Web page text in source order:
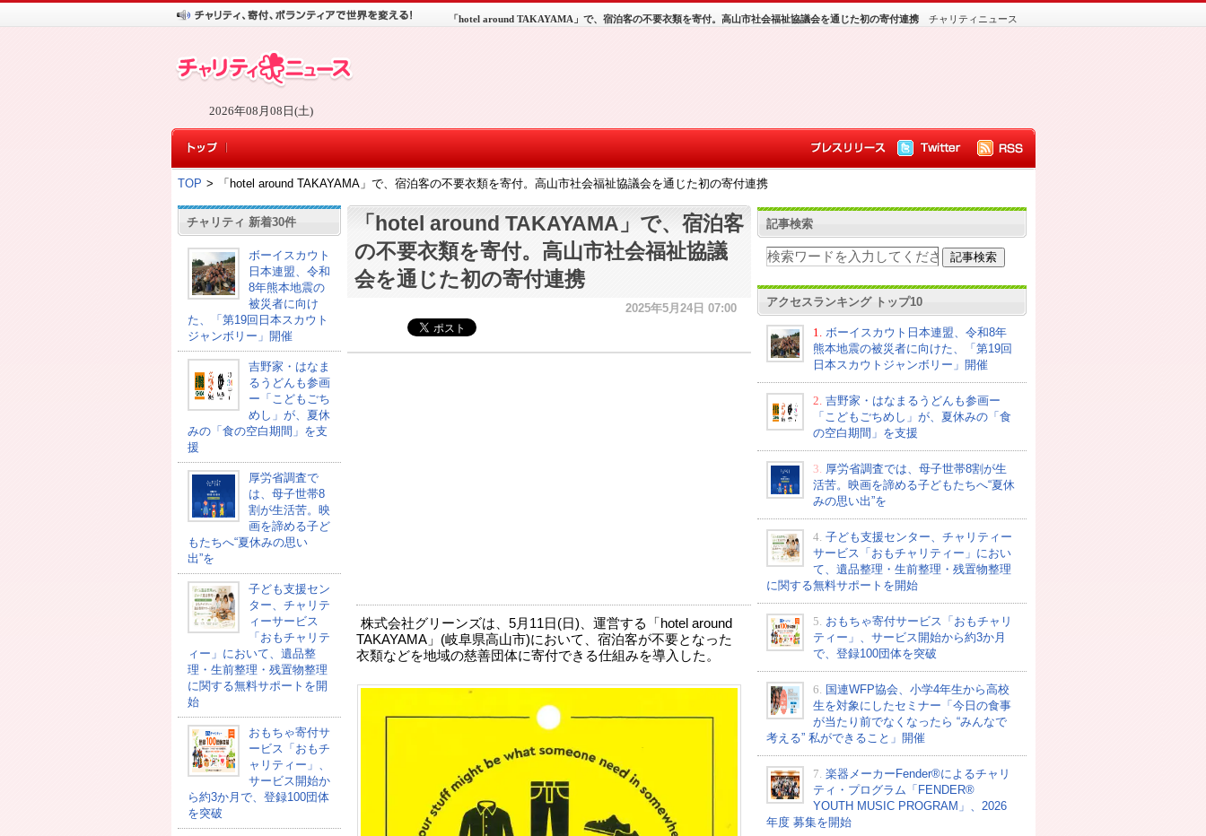
2026年08月08日(土)
チャリティニュース
「hotel around TAKAYAMA」で、宿泊客の不要衣類を寄付。高山市社会福祉協議会を通じた初の寄付連携
TOP > 「hotel around TAKAYAMA」で、宿泊客の不要衣類を寄付。高山市社会福祉協議会を通じた初の寄付連携
チャリティ 新着30件
ボーイスカウト
日本連盟、令和
8年熊本地震の
被災者に向け
た、「第19回日本スカウト
ジャンボリー」開催
吉野家・はなま
るうどんも参画
ー「こどもごち
めし」が、夏休
みの「食の空白期間」を支
援
厚労省調査で
は、母子世帯8
割が生活苦。映
画を諦める子ど
もたちへ“夏休みの思い
出”を
子ども支援セン
ター、チャリテ
ィーサービス
「おもチャリテ
ィー」において、遺品整
理・生前整理・残置物整理
に関する無料サポートを開
始
おもちゃ寄付サ
ービス「おもチ
ャリティー」、
サービス開始か
ら約3か月で、登録100団体
を突破
「hotel around TAKAYAMA」で、宿泊客
の不要衣類を寄付。高山市社会福祉協議
会を通じた初の寄付連携
2025年5月24日 07:00
株式会社グリーンズは、5月11日(日)、運営する「hotel around
TAKAYAMA」(岐阜県高山市)において、宿泊客が不要となった
衣類などを地域の慈善団体に寄付できる仕組みを導入した。
記事検索
アクセスランキング トップ10
1.
ボーイスカウト日本連盟、令和8年
熊本地震の被災者に向けた、「第19回
日本スカウトジャンボリー」開催
2. 吉野家・はなまるうどんも参画ー
「こどもごちめし」が、夏休みの「食
の空白期間」を支援
3. 厚労省調査では、母子世帯8割が生
活苦。映画を諦める子どもたちへ“夏休
みの思い出”を
4. 子ども支援センター、チャリティー
サービス「おもチャリティー」におい
て、遺品整理・生前整理・残置物整理
に関する無料サポートを開始
5. おもちゃ寄付サービス「おもチャリ
ティー」、サービス開始から約3か月
で、登録100団体を突破
6. 国連WFP協会、小学4年生から高校
生を対象にしたセミナー「今日の食事
が当たり前でなくなったら “みんなで
考える” 私ができること」開催
7. 楽器メーカーFender®によるチャリ
ティ・プログラム「FENDER®︎
YOUTH MUSIC PROGRAM」、2026
年度 募集を開始